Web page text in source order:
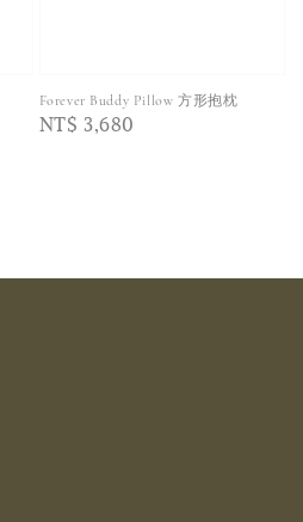
Forever Buddy Pillow 方形抱枕
Regular
NT$ 3,680